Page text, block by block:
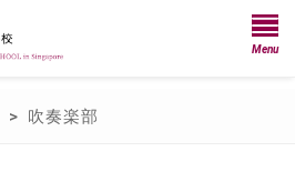
Menu
> 吹奏楽部